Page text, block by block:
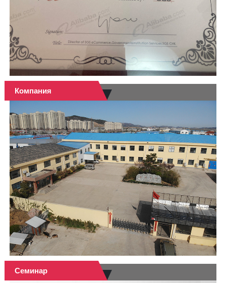
Компания
Семинар